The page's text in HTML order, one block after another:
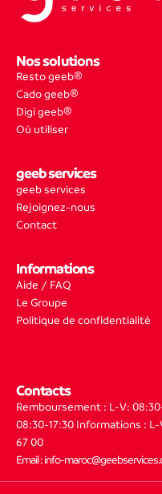
Nos solutions
Resto geeb®
Cado geeb®
Digi geeb®
Où utiliser
geeb services
geeb services
Rejoignez-nous
Contact
Informations
Aide / FAQ
Le Groupe
Politique de confidentialité
Contacts
Remboursement : L-V:
08:30-17:30 Informations : L-
67 00
Email : info-